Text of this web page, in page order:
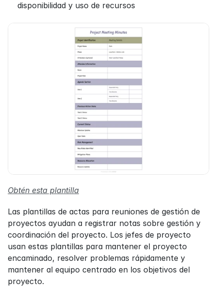
disponibilidad y uso de recursos
Obtén esta plantilla
Las plantillas de actas para reuniones de gestión de
proyectos ayudan a registrar notas sobre gestión y
coordinación del proyecto. Los jefes de proyecto
usan estas plantillas para mantener el proyecto
encaminado, resolver problemas rápidamente y
mantener al equipo centrado en los objetivos del
proyecto.